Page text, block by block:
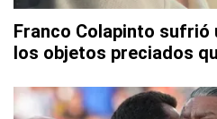
Franco Colapinto sufrió
los objetos preciados